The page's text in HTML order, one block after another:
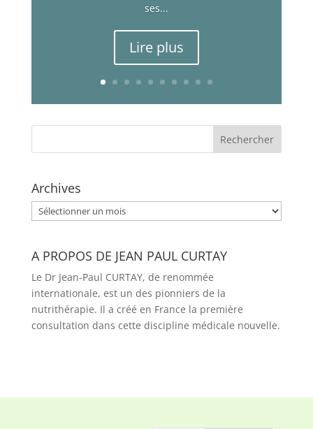
ses...
Lire plus
Archives
Archives
A PROPOS DE JEAN PAUL CURTAY
Le Dr Jean-Paul CURTAY, de renommée
internationale, est un des pionniers de la
nutrithérapie. Il a créé en France la première
consultation dans cette discipline médicale nouvelle.